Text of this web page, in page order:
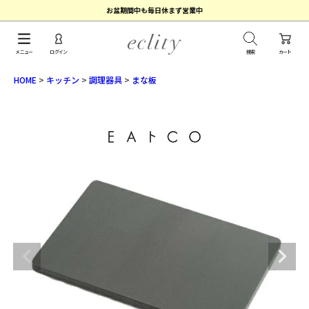
お盆期間中も毎日休まず営業中
カート
メニュー ログイン 検索
HOME キッチン 調理器具 まな板